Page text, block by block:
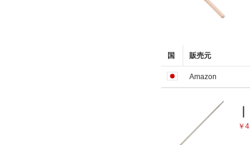
国 販売元
Amazon
￥